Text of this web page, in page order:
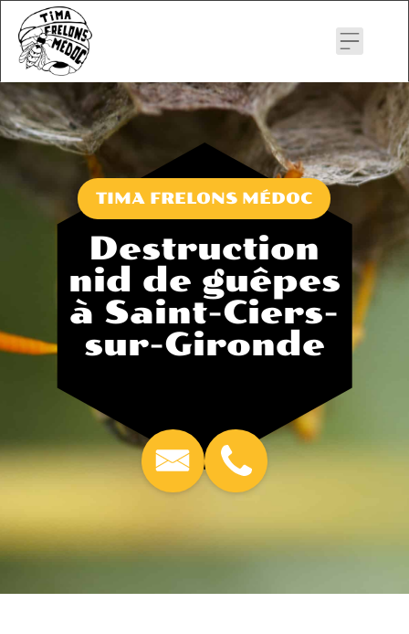
content
TIMA FRELONS MÉDOC
Destruction
nid de guêpes
à Saint-Ciers-
sur-Gironde